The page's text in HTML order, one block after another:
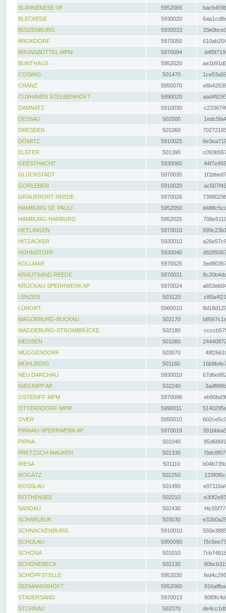
BLANKENESE UF
5952065
BLECKEDE
5930020
BOIZENBURG
5930033
BROKDORF
5970050
BRUNSBÜTTEL MPM
5970094
BUNTHAUS
5952020
COSWIG
501470
CRANZ
5950070
CUXHAVEN STEUBENHÖFT
5990020
DAMNATZ
5910030
DESSAU
502000
DRESDEN
501060
DÖMITZ
5910025
ELSTER
501390
GEESTHACHT
5930060
GLÜCKSTADT
5970035
GORLEBEN
5910020
GRAUERORT REEDE
5970026
HAMBURG ST. PAULI
5952050
HAMBURG-HARBURG
5952025
HETLINGEN
5970010
HITZACKER
5920010
HOHNSTORF
5930040
KOLLMAR
5970025
KRAUTSAND REEDE
5970031
KRÜCKAU-SPERRWERK AP
5970024
LENZEN
503120
LÜHORT
5960010
MAGDEBURG-BUCKAU
502170
MAGDEBURG-STROMBRÜCKE
502180
MEISSEN
501080
MÜGGENDORF
503070
MÜHLBERG
501160
NEU DARCHAU
5930010
NIEGRIPP AP
502240
OSTERIFF MPM
5970096
OTTERNDORF MPM
5990011
OVER
5950010
PINNAU-SPERRWERK AP
5970019
PIRNA
501040
PRETZSCH-MAUKEN
501330
RIESA
501110
ROGÄTZ
502250
ROSSLAU
501490
ROTHENSEE
502210
SANDAU
502430
SCHARLEUK
503030
SCHNACKENBURG
5910010
SCHULAU
5950090
SCHÖNA
501010
SCHÖNEBECK
502130
SCHÖPFSTELLE
5952030
SEEMANNSHÖFT
5952060
STADERSAND
5970013
STORKAU
502370